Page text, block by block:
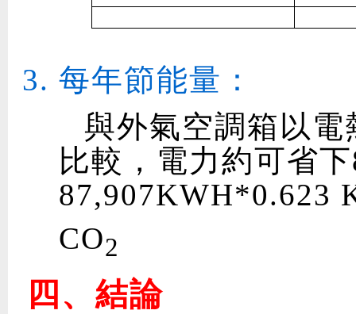
每年節能量：
與外氣空調箱以
比較，電力約可省
87,907KWH*0.623
CO2
四、結論